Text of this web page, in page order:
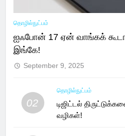
தொழில்நுட்பம்
ஐஃபோன் 17 ஏன் வாங்கக்
இங்கே!
September 9, 2025
02
தொழில்நுட்பம்
டிஜிட்டல்
வழிகள்!